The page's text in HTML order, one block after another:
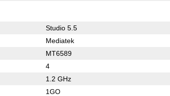
Studio 5.5
Mediatek
MT6589
4
1.2 GHz
1GO